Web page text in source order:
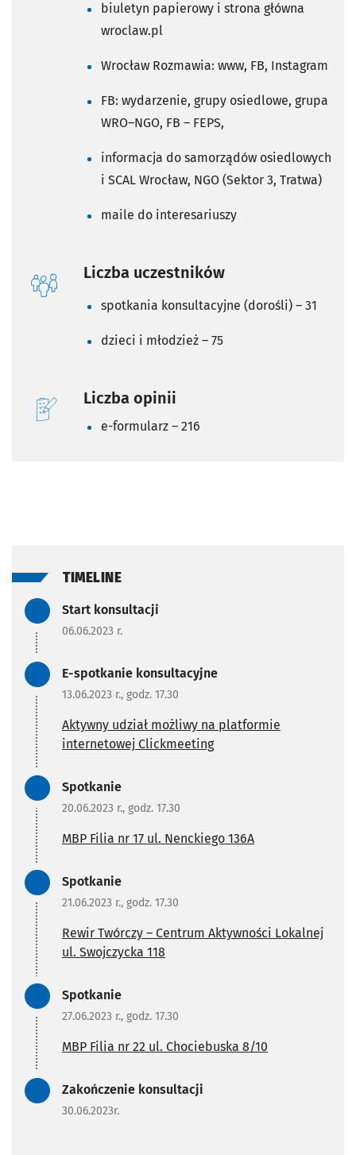
biuletyn papierowy i strona główna
wroclaw.pl
Wrocław Rozmawia: www, FB, Instagram
FB: wydarzenie, grupy osiedlowe, grupa
WRO–NGO, FB – FEPS,
informacja do samorządów osiedlowych
i SCAL Wrocław, NGO (Sektor 3, Tratwa)
maile do interesariuszy
Liczba uczestników
spotkania konsultacyjne (dorośli) – 31
dzieci i młodzież – 75
Liczba opinii
e-formularz – 216
TIMELINE
Zadanie zrealizowane/
Start konsultacji
06.06.2023 r.
Zadanie zrealizowane/
E-spotkanie konsultacyjne
13.06.2023 r., godz. 17.30
Aktywny udział możliwy na platformie
internetowej Clickmeeting
Zadanie zrealizowane/
Spotkanie
20.06.2023 r., godz. 17.30
MBP Filia nr 17 ul. Nenckiego 136A
Zadanie zrealizowane/
Spotkanie
21.06.2023 r., godz. 17.30
Rewir Twórczy – Centrum Aktywności Lokalnej
ul. Swojczycka 118
Zadanie zrealizowane/
Spotkanie
27.06.2023 r., godz. 17.30
MBP Filia nr 22 ul. Chociebuska 8/10
Zadanie zrealizowane/
Zakończenie konsultacji
30.06.2023r.